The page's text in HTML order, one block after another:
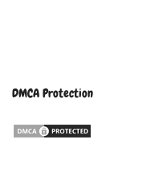
DMCA Protection